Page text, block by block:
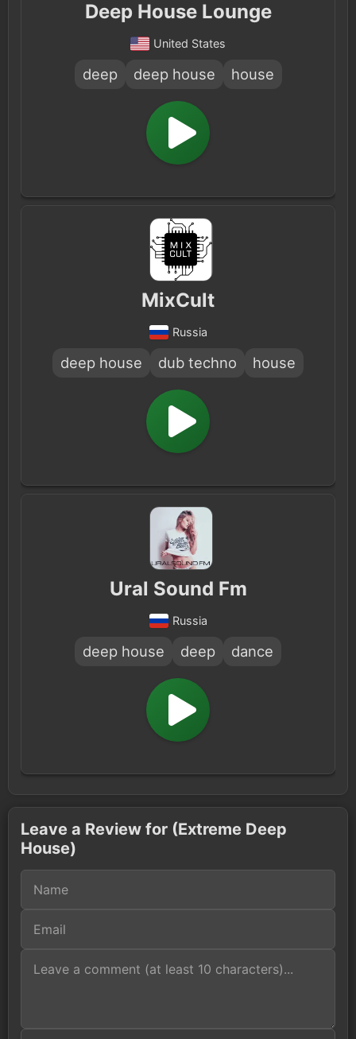
Deep House Lounge
United States
deep deep house house
MixCult
Russia
deep house dub techno house
Ural Sound Fm
Russia
deep house deep dance
Leave a Review for (Extreme Deep
House)